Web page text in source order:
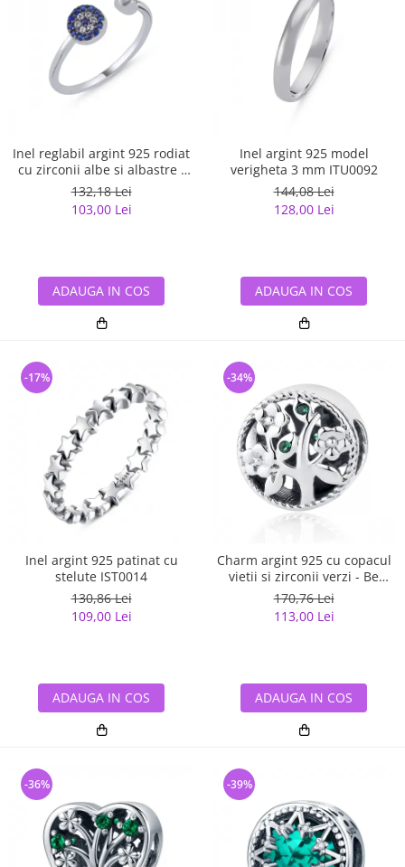
Inel reglabil argint 925 rodiat
cu zirconii albe si albastre -
Be Elegant ITU0109
132,18 Lei
103,00 Lei
ADAUGA IN COS
Inel argint 925 model
verigheta 3 mm ITU0092
144,08 Lei
128,00 Lei
ADAUGA IN COS
Inel argint 925 patinat cu
stelute IST0014
130,86 Lei
109,00 Lei
-17%
ADAUGA IN COS
Charm argint 925 cu copacul
vietii si zirconii verzi - Be
Nature PST0059
170,76 Lei
113,00 Lei
-34%
ADAUGA IN COS
-36% -39%